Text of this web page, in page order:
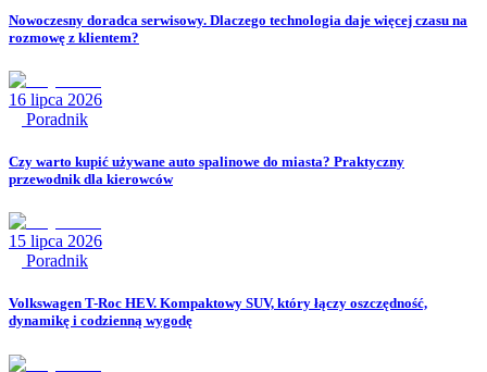
Nowoczesny doradca serwisowy. Dlaczego technologia daje więcej czasu na
rozmowę z klientem?
16 lipca 2026
Poradnik
Czy warto kupić używane auto spalinowe do miasta? Praktyczny
przewodnik dla kierowców
15 lipca 2026
Poradnik
Volkswagen T-Roc HEV. Kompaktowy SUV, który łączy oszczędność,
dynamikę i codzienną wygodę